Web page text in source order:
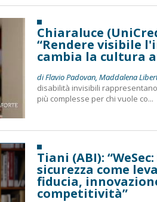
Chiaraluce
“Rendere visibile
cambia la cultura
di Flavio Padovan, Maddalena
disabilità invisibili
più complesse per chi vuole co...
Tiani (ABI):
sicurezza come
fiducia,
competitività”